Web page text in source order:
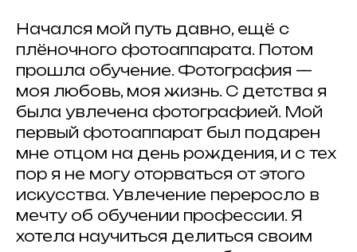
Начался мой путь давно, ещё с
плёночного фотоаппарата. Потом
прошла обучение. Фотография —
моя любовь, моя жизнь. С детства я
была увлечена фотографией. Мой
первый фотоаппарат был подарен
мне отцом на день рождения, и с тех
пор я не могу оторваться от этого
искусства. Увлечение переросло в
мечту об обучении профессии. Я
хотела научиться делиться своим
ВСЕ ЗАПИСИ
Загрузите
фотографию—
это просто